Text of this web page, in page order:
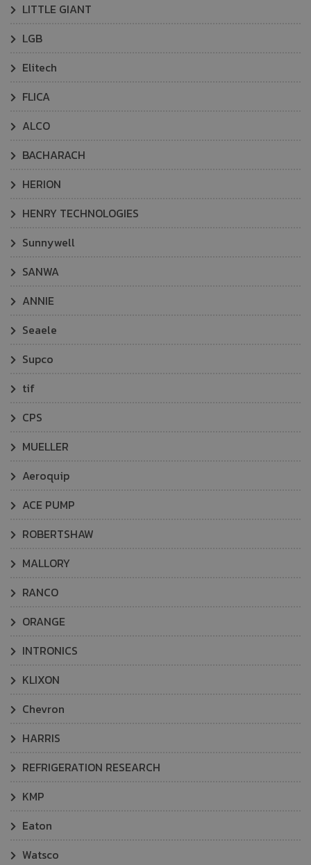
LITTLE GIANT
LGB
Elitech
FLICA
ALCO
BACHARACH
HERION
HENRY TECHNOLOGIES
Sunnywell
SANWA
ANNIE
Seaele
Supco
tif
CPS
MUELLER
Aeroquip
ACE PUMP
ROBERTSHAW
MALLORY
RANCO
ORANGE
INTRONICS
KLIXON
Chevron
HARRIS
REFRIGERATION RESEARCH
KMP
Eaton
Watsco